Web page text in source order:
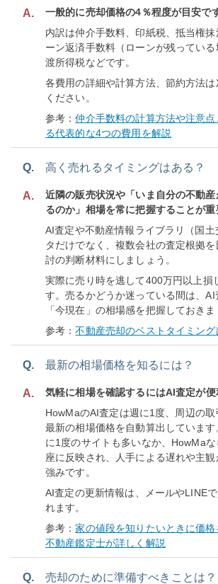
A.
一般的に売却価格の4％程度が目安です
内訳は仲介手数料、印紙税、抵当権抹
ーン返済手数料（ローンが残ってい
渡所得税などです。
各費用の詳細や計算方法、節約方法
ください。
参考：仲介手数料の計算方法や注意
る代表的な4つの費用を解説
Q. 高く売れるタイミングはある？
A.
近隣の販売状況や「いま自分の不動
るのか」相場を常に把握することが重
AI査定や不動産情報ライブラリ（国土
タだけでなく、複数会社の査定根拠
討の判断材料にしましょう。
実際に売り時を逃して400万円以上損
す。売るかどうか迷っている間は、AI
「今現在」の相場感を把握しておきま
参考：不動産売却のベストタイミング
Q. 最新の相場価格を知るには？
A.
気軽に相場を確認するにはAI査定が便
HowMaのAI査定は週に1度、周辺の取
最新の相場価格を自動算出しています
に1度のサイトも多いなか、HowMa
座に反映され、人手による遅れや主観
強みです。
AI査定の更新情報は、メールやLINE
れます。
参考：家の値段を知りたいときに価
不動産鑑定士が詳しく解説
Q. 売却のために準備すべきことは？